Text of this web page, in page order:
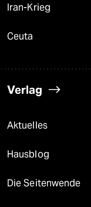
Iran-Krieg
Ceuta
Verlag
Aktuelles
Hausblog
Die Seitenwende